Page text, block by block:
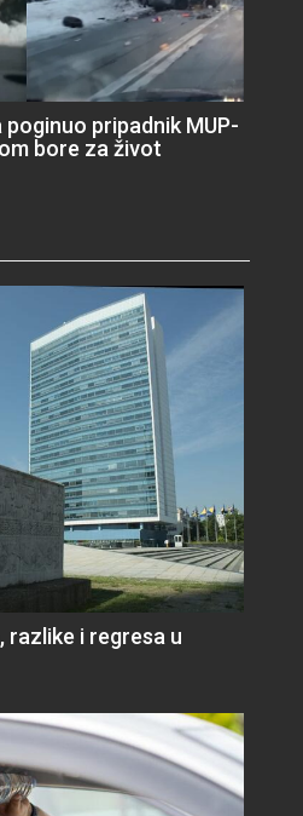
poginuo pripadnik MUP-
bore za život
razlike i regresa u